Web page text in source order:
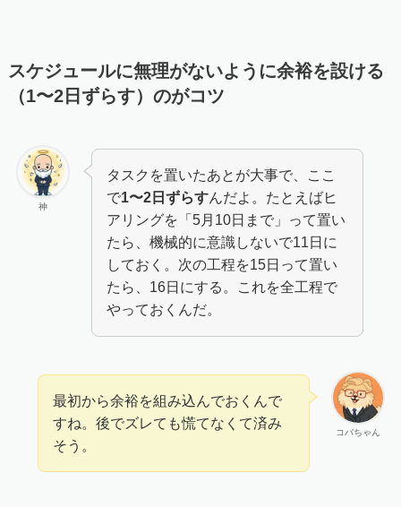
スケジュールに無理がないように余裕を設ける
（1〜2日ずらす）のがコツ
神
タスクを置いたあとが大事で、ここ
で1〜2日ずらすんだよ。たとえばヒ
アリングを「5月10日まで」って置い
たら、機械的に意識しないで11日に
しておく。次の工程を15日って置い
たら、16日にする。これを全工程で
やっておくんだ。
コバちゃん
最初から余裕を組み込んでおくんで
すね。後でズレても慌てなくて済み
そう。